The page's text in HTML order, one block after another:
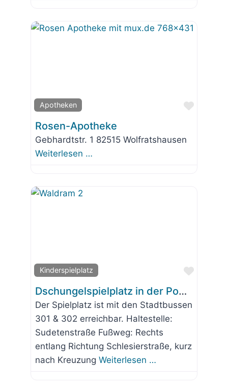
Apotheken
Favorit
Rosen-Apotheke
Gebhardtstr. 1 82515 Wolfratshausen
Weiterlesen …
Kinderspielplatz
Favorit
Dschungelspielplatz in der Pommernstraße Waldram
Der Spielplatz ist mit den Stadtbussen
301 & 302 erreichbar. Haltestelle:
Sudetenstraße Fußweg: Rechts
entlang Richtung Schlesierstraße, kurz
nach Kreuzung Weiterlesen …